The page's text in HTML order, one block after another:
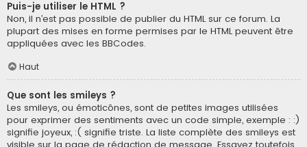
Puis-je utiliser le HTML ?
Non, il n’est pas possible de publier du HTML sur ce forum. La
plupart des mises en forme permises par le HTML peuvent être
appliquées avec les BBCodes.
Haut
Que sont les smileys ?
Les smileys, ou émoticônes, sont de petites images utilisées
pour exprimer des sentiments avec un code simple, exemple : :)
signifie joyeux, :( signifie triste. La liste complète des smileys est